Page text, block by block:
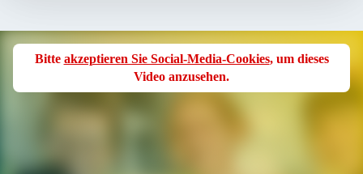
Bitte akzeptieren Sie Social-Media-Cookies, um dieses
Video anzusehen.